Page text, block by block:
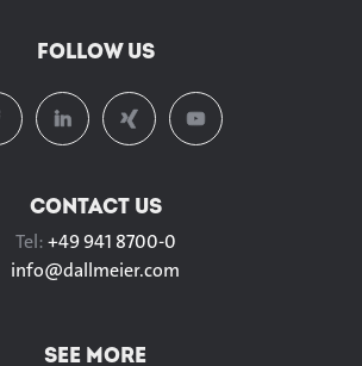
FOLLOW US
CONTACT US
Tel:+49 941 8700-0
info@dallmeier.com
SEE MORE